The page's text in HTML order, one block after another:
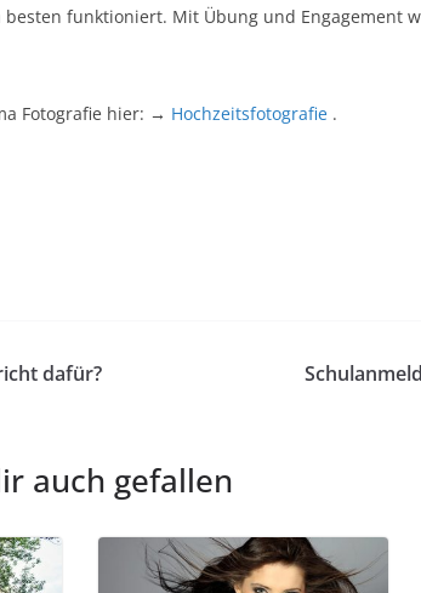
funktioniert. Mit Übung und Engagement
Fotografie hier: → Hochzeitsfotografie .
dafür?
auch gefallen